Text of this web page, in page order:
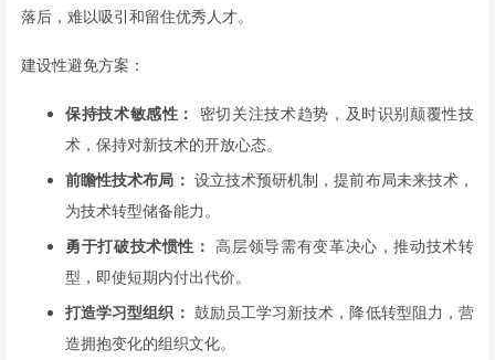
落后，难以吸引和留住优秀人才。
建设性避免方案：
保持技术敏感性：
密切关注技术趋势，及时识别颠覆性技
术，保持对新技术的开放心态。
前瞻性技术布局： 设立技术预研机制，提前布局未来技术，
为技术转型储备能力。
勇于打破技术惯性： 高层领导需有变革决心，推动技术转
型，即使短期内付出代价。
打造学习型组织： 鼓励员工学习新技术，降低转型阻力，营
造拥抱变化的组织文化。